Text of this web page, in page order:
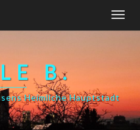
B.
Heimliche Hauptstadt